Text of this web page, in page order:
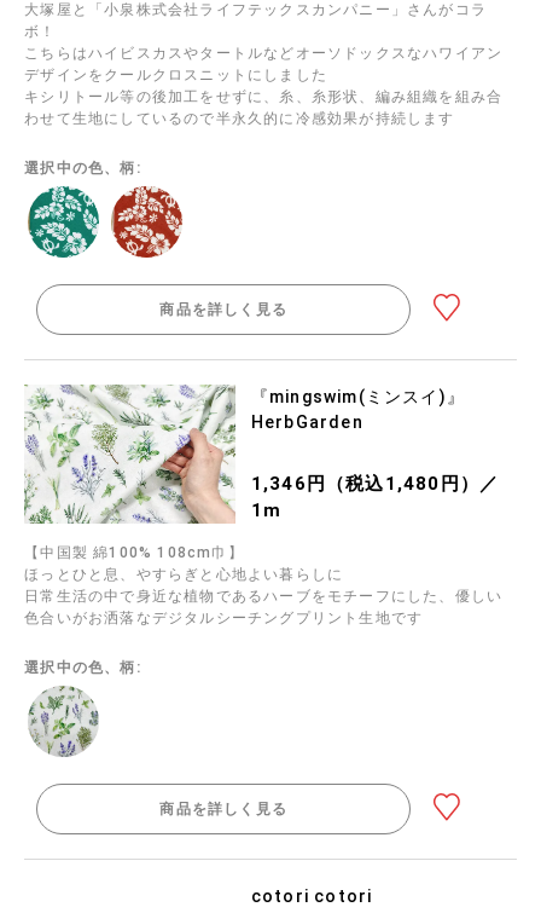
大塚屋と「小泉株式会社ライフテックスカンパニー」さんがコラ
ボ！
こちらはハイビスカスやタートルなどオーソドックスなハワイアン
デザインをクールクロスニットにしました
キシリトール等の後加工をせずに、糸、糸形状、編み組織を組み合
わせて生地にしているので半永久的に冷感効果が持続します
選択中の色、柄:
商品を詳しく見る
『mingswim(ミンスイ)』
HerbGarden
1,346円（税込1,480円）／
1m
【中国製 綿100% 108cm巾】
ほっとひと息、やすらぎと心地よい暮らしに
日常生活の中で身近な植物であるハーブをモチーフにした、優しい
色合いがお洒落なデジタルシーチングプリント生地です
選択中の色、柄:
商品を詳しく見る
cotori cotori